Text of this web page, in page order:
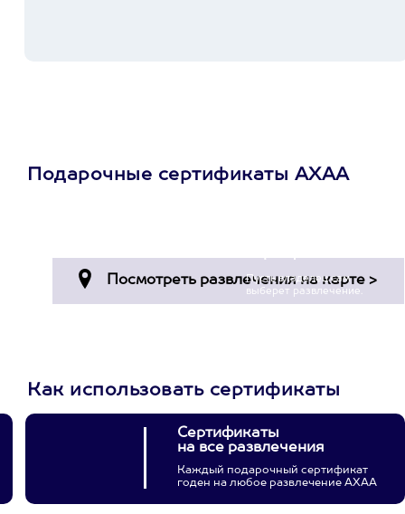
Подарочные сертификаты АХАА
Пусть владелец сам
выберет развлечение.
Как использовать сертификаты
Сертификаты
на все развлечения
Каждый подарочный сертификат
годен на любое развлечение АХАА